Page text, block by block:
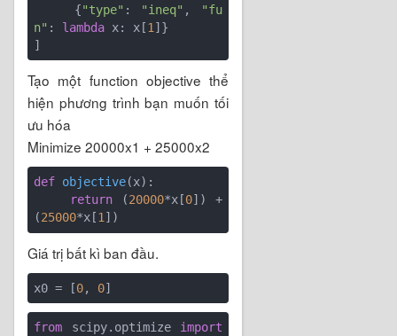
    {
"type" : "ineq" ,
"fu
n" : lambda x: x[1]}
Tạo một function objective thể
hiện phương trình bạn muốn tối
ưu hóa
Minimize 20000x1 + 25000x2
def objective(x) :
return (20000*x[0]) +
(25000*x[1
Giá trị bất kì ban đầu.
x0 = [0, 0
from scipy.optimize import